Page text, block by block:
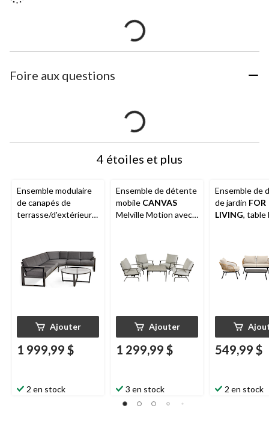
Foire aux questions
4 étoiles et plus
Ensemble modulaire
de canapés de
terrasse/d'extérieur
Ajouter
1 999,99 $
2 en stock
Ensemble de détente
mobile CANVAS
Melville Motion avec
Ajouter
1 299,99 $
3 en stock
Ensemble de
de jardin FOR
LIVING, table
549,99 $
2 en stock